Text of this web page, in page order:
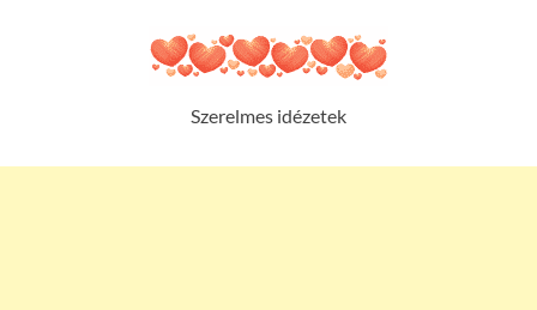
Szerelmes idézetek